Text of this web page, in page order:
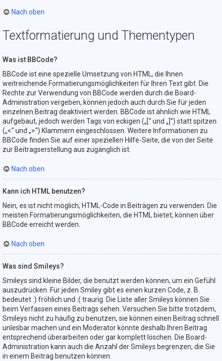
Nach oben
Textformatierung und Thementypen
Was ist BBCode?
BBCode ist eine spezielle Umsetzung von HTML, die Ihnen
weitreichende Formatierungsmöglichkeiten für Ihren Text gibt. Die
Rechte zur Verwendung von BBCode werden durch die Board-
Administration vergeben, können jedoch auch durch Sie für jeden
einzelnen Beitrag deaktiviert werden. BBCode ist ähnlich wie HTML
aufgebaut, jedoch werden Tags von eckigen („[“ und „]“) statt spitzen
(„<“ und „>“) Klammern eingeschlossen. Weitere Informationen zu
BBCode finden Sie auf einer speziellen Hilfe-Seite, die von der Seite
zur Beitragserstellung aus zugänglich ist.
Nach oben
Kann ich HTML benutzen?
Nein, es ist nicht möglich, HTML-Code in Beiträgen zu verwenden. Die
meisten Formatierungsmöglichkeiten, die HTML bietet, können über
BBCode erreicht werden.
Nach oben
Was sind Smileys?
Smileys sind kleine Bilder, die benutzt werden können, um ein Gefühl
auszudrücken. Für jeden Smiley gibt es einen kurzen Code, z. B.
bedeutet :) fröhlich und :( traurig. Die Liste aller Smileys können Sie
beim Verfassen eines Beitrags sehen. Versuchen Sie bitte trotzdem,
Smileys nicht zu häufig zu benutzen, sie können einen Beitrag schnell
unlesbar machen und ein Moderator könnte deshalb Ihren Beitrag
entsprechend überarbeiten oder gar komplett löschen. Die Board-
Administration kann auch die Anzahl der Smileys begrenzen, die Sie
in einem Beitrag benutzen können.